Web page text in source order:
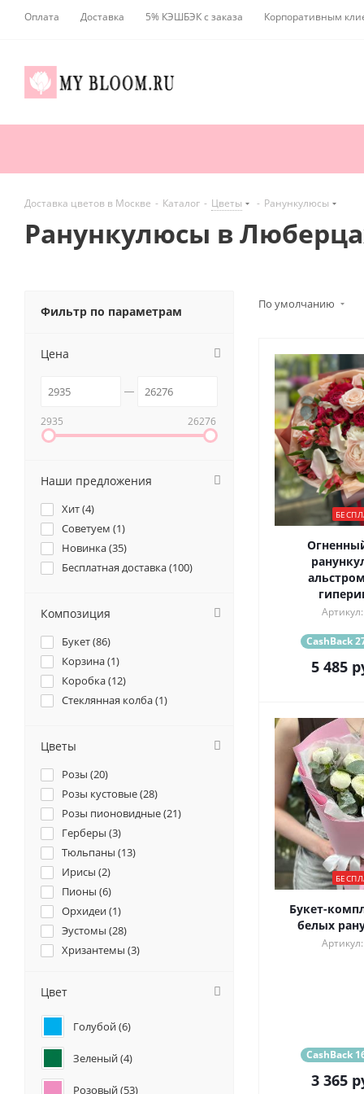
Оплата Доставка 5% КЭШБЭК с заказа Корпоративным
Доставка цветов в Москве - Каталог - Цветы - Ранункулюсы
Ранункулюсы в
По умолчанию
CashBack
5 485
Букет-
белых
CashBack
3 365
Фильтр по параметрам
Цена
2935 26276
Наши предложения
Хит (4)
Советуем (1)
Новинка (35)
Бесплатная доставка (100)
Композиция
Букет (86)
Корзина (1)
Коробка (12)
Стеклянная колба (1)
Цветы
Розы (20)
Розы кустовые (28)
Розы пионовидные (21)
Герберы (3)
Тюльпаны (13)
Ирисы (2)
Пионы (6)
Орхидеи (1)
Эустомы (28)
Хризантемы (3)
Ранункулюсы (
Гортензии (14
Гвоздики (
Каллы (3)
Маттиола (6)
Цвет
Голубой (6)
Зеленый (4)
Розовый (53)